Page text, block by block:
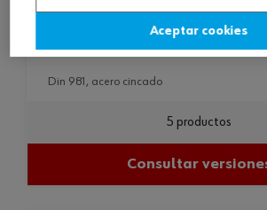
din 981, acero cincado
din 981, acero cincado
5 productos
Consultar
Aceptar cookies